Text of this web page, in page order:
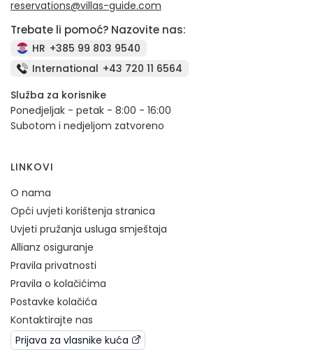
reservations@villas-guide.com
Trebate li pomoć? Nazovite nas:
HR +385 99 803 9540
International +43 720 11 6564
Služba za korisnike
Ponedjeljak - petak - 8:00 - 16:00
Subotom i nedjeljom zatvoreno
LINKOVI
O nama
Opći uvjeti korištenja stranica
Uvjeti pružanja usluga smještaja
Allianz osiguranje
Pravila privatnosti
Pravila o kolačićima
Postavke kolačića
Kontaktirajte nas
Prijava za vlasnike kuća